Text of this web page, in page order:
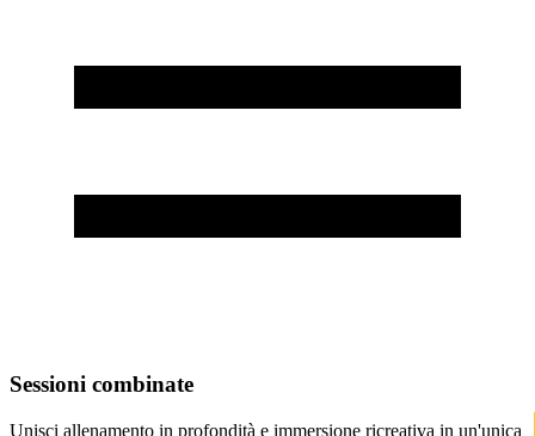
Sessioni combinate
Unisci allenamento in profondità e immersione ricreativa in un'unica